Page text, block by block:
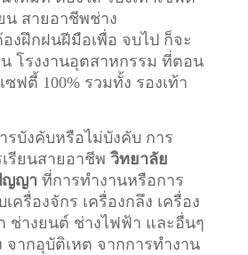
น สายอาชีพช่าง
งฝึกฝนฝีมือเพื่อ จบไป ก็จะ
โรงงานอุตสาหกรรม ที่ตอน
ฟตี้ 100% รวมทั้ง รองเท้า
รบังคับหรือไม่บังคับ การ
รียนสายอาชีพ วิทยาลัย
ญญา ที่การทำงานหรือการ
ครื่องจักร เครื่องกลึง เครื่อง
ช่างยนต์ ช่างไฟฟ้า และอื่นๆ
จากอุบัติเหต จากการทำงาน